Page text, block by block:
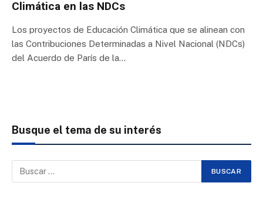
Climática en las NDCs
Los proyectos de Educación Climática que se alinean con
las Contribuciones Determinadas a Nivel Nacional (NDCs)
del Acuerdo de París de la…
Busque el tema de su interés